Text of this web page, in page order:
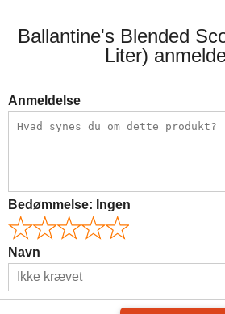
Ballantine's Blended
Liter)
Anmeldelse
Bedømmelse: Ingen
Navn